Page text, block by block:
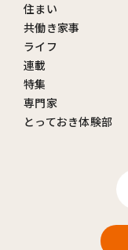
住まい
共働き家事
ライフ
連載
特集
専門家
とっておき体験部